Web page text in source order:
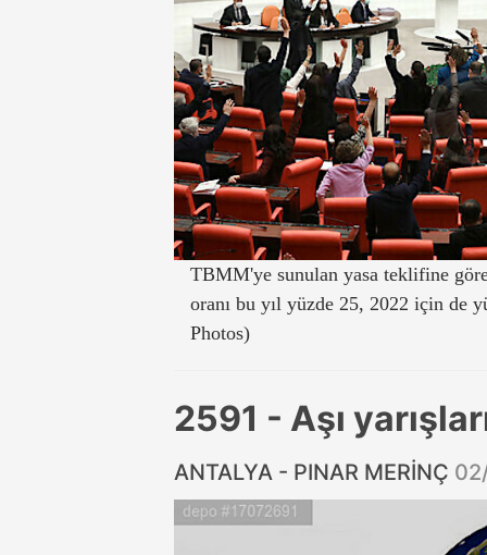
TBMM'ye sunulan yasa teklifine
oranı bu yıl yüzde 25, 2022 için de
Photos)
2591 - Aşı
ANTALYA - PINAR MERİNÇ